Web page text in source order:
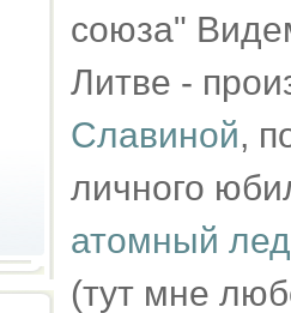
союза"
Литве -
Славиной,
личного
атомный
(тут мне